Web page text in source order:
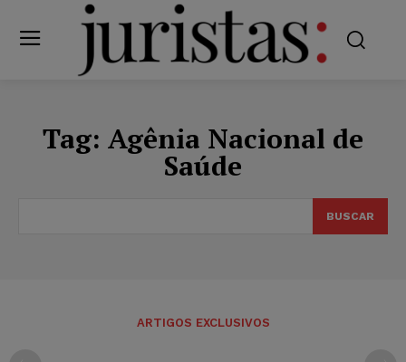
Tag: Agênia Nacional de
Saúde
BUSCAR
ARTIGOS EXCLUSIVOS